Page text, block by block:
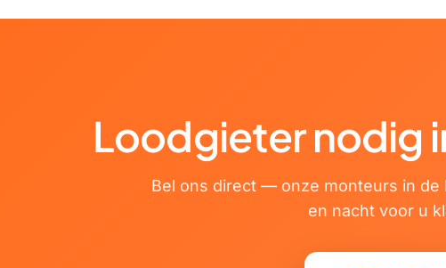
Loodgieter nodig
Bel ons direct — onze monteurs in de
en nacht voor u